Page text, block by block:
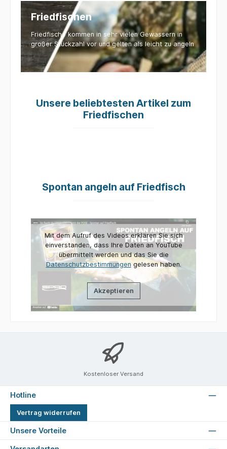
Friedfischen
Friedfische kommen in sehr vielen Gewässern in
großer Stückzahl vor und gelten als leicht zu angeln
Unsere beliebtesten Artikel zum
Friedfischen
Spontan angeln auf Friedfisch
Mit dem Aufruf des Videos erklären Sie sich
einverstanden, dass Ihre Daten an YouTube
übermittelt werden und das Sie die
Datenschutzbestimmungengelesen haben.
Akzeptieren
Kostenloser Versand
Hotline
Vertrag widerrufen
Unsere Vorteile